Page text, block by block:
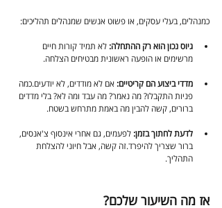
כמנהלים, בעלי עסקים, או פשוט אנשים שמנהלים תהליכים:
גיוס נכון הוא רק ההתחלה: לא תמיד קורות חיים
מרשימים או הופעה ראשונית מבטיחים הצלחה.
מדדי ביצוע הם קריטיים: אם לא מודדים, לא יודעים.כמה
פניות התקבלו? מה נאמר? מה עבד ומה לא? בלי מדדים
ברורים, קשה להבין מה באמת מתרחש בשטח.
לדעת לחתוך בזמן: לפעמים, גם אחרי אינסוף צ'אנסים,
ברור שצריך להיפרד.זה קשה, אבל חיוני להצלחת
התהליך.
אז מה השיעור שלכם?